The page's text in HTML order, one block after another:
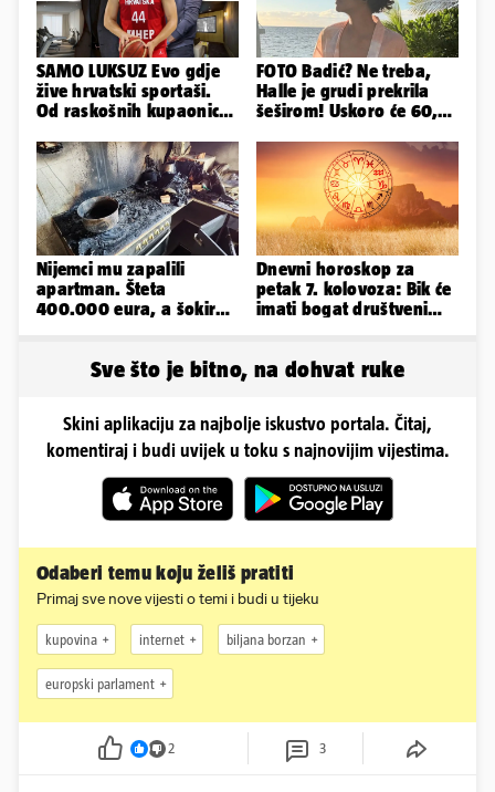
SAMO LUKSUZ Evo gdje
žive hrvatski sportaši.
Od raskošnih kupaonica
FOTO Badić? Ne treba,
Halle je grudi prekrila
šeširom! Uskoro će 60,
Nijemci mu zapalili
apartman. Šteta
400.000 eura, a šokirao
Dnevni horoskop za
petak 7. kolovoza: Bik će
imati bogat društveni
Sve što je bitno, na dohvat ruke
Skini aplikaciju za najbolje iskustvo portala. Čitaj,
komentiraj i budi uvijek u toku s najnovijim vijestima.
Odaberi temu koju želiš pratiti
Primaj sve nove vijesti o temi i budi u tijeku
kupovina internet biljana borzan
europski parlament
2 3